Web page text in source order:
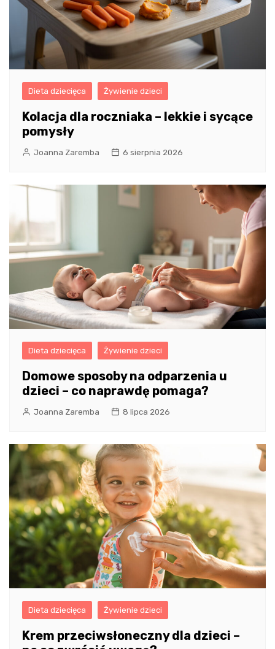
Dieta dziecięca Żywienie dzieci
Kolacja dla roczniaka – lekkie i sycące
pomysły
Joanna Zaremba 6 sierpnia 2026
Dieta dziecięca Żywienie dzieci
Domowe sposoby na odparzenia u
dzieci – co naprawdę pomaga?
Joanna Zaremba 8 lipca 2026
Dieta dziecięca Żywienie dzieci
Krem przeciwsłoneczny dla dzieci –